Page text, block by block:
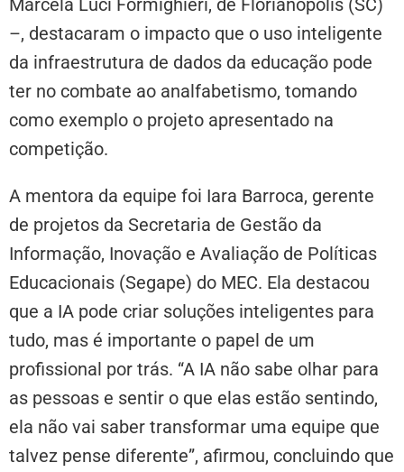
–, destacaram o impacto que o uso inteligente
da infraestrutura de dados da educação pode
ter no combate ao analfabetismo, tomando
como exemplo o projeto apresentado na
competição.
A mentora da equipe foi Iara Barroca, gerente
de projetos da Secretaria de Gestão da
Informação, Inovação e Avaliação de Políticas
Educacionais (Segape) do MEC. Ela destacou
que a IA pode criar soluções inteligentes para
tudo, mas é importante o papel de um
profissional por trás. “A IA não sabe olhar para
as pessoas e sentir o que elas estão sentindo,
ela não vai saber transformar uma equipe que
talvez pense diferente”, afirmou, concluindo que